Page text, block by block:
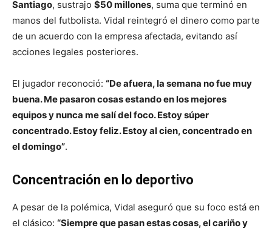
Santiago, sustrajo $50 millones, suma que terminó en
manos del futbolista. Vidal reintegró el dinero como parte
de un acuerdo con la empresa afectada, evitando así
acciones legales posteriores.
El jugador reconoció: “De afuera, la semana no fue muy
buena. Me pasaron cosas estando en los mejores
equipos y nunca me salí del foco. Estoy súper
concentrado. Estoy feliz. Estoy al cien, concentrado en
el domingo”.
Concentración en lo deportivo
A pesar de la polémica, Vidal aseguró que su foco está en
el clásico: “Siempre que pasan estas cosas, el cariño y